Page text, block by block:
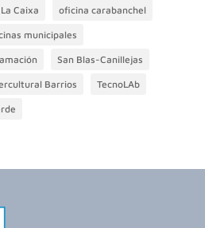
Caixa oficina carabanchel
municipales
San Blas-Canillejas
Barrios TecnoLAb